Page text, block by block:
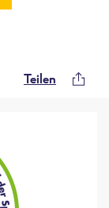
Teilen